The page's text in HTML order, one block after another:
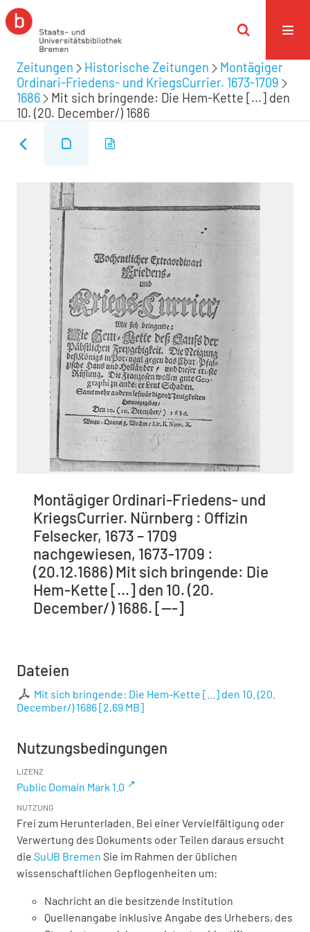
Zeitungen Historische Zeitungen
Montägiger
Ordinari-Friedens- und KriegsCurrier. 1673-1709
1686
Mit sich bringende: Die Hem-Kette [...] den
10. (20. December/) 1686
Montägiger Ordinari-Friedens- und
KriegsCurrier. Nürnberg : Offizin
Felsecker, 1673 – 1709
nachgewiesen, 1673-1709 :
(20.12.1686) Mit sich bringende: Die
Hem-Kette [...] den 10. (20.
December/) 1686. [---]
Dateien
Mit sich bringende: Die Hem-Kette [...] den 10. (20.
December/) 1686[2,69 MB]
Nutzungsbedingungen
LIZENZ
Public Domain Mark 1.0
NUTZUNG
Frei zum Herunterladen. Bei einer Vervielfältigung oder
Verwertung des Dokuments oder Teilen daraus ersucht
die SuUB Bremen Sie im Rahmen der üblichen
wissenschaftlichen Gepflogenheiten um:
Nachricht an die besitzende Institution
Quellenangabe inklusive Angabe des Urhebers, des